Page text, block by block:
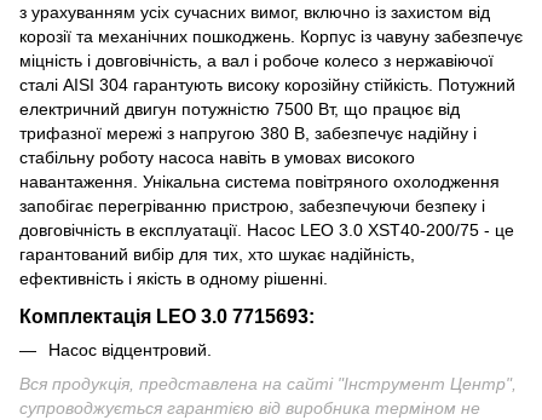
з урахуванням усіх сучасних вимог, включно із захистом від
корозії та механічних пошкоджень. Корпус із чавуну забезпечує
міцність і довговічність, а вал і робоче колесо з нержавіючої
сталі AISI 304 гарантують високу корозійну стійкість. Потужний
електричний двигун потужністю 7500 Вт, що працює від
трифазної мережі з напругою 380 В, забезпечує надійну і
стабільну роботу насоса навіть в умовах високого
навантаження. Унікальна система повітряного охолодження
запобігає перегріванню пристрою, забезпечуючи безпеку і
довговічність в експлуатації. Насос LEO 3.0 XST40-200/75 - це
гарантований вибір для тих, хто шукає надійність,
ефективність і якість в одному рішенні.
Комплектація LEO 3.0 7715693:
Насос відцентровий.
Вся продукція, представлена на сайті "Інструмент Центр",
супроводжується гарантією від виробника терміном не